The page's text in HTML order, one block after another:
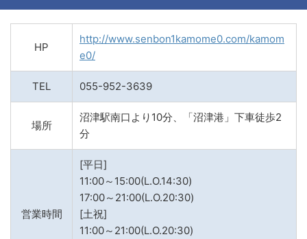
HP
http://www.senbon1kamome0.com/kamom
e0/
TEL 055-952-3639
場所
沼津駅南口より10分、「沼津港」下車徒歩2
分
営業時間
[平日]
11:00～15:00(L.O.14:30)
17:00～21:00(L.O.20:30)
[土祝]
11:00～21:00(L.O.20:30)